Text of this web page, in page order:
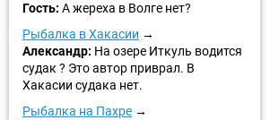
Гость: А жереха в Волге нет?
Рыбалка в Хакасии
Александр: На озере Иткуль водится
судак ? Это автор приврал. В
Хакасии судака нет.
Рыбалка на Пахре